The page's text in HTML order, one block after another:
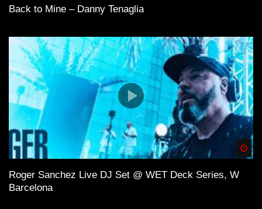
Back to Mine – Danny Tenaglia
Roger Sanchez Live DJ Set @ WET Deck Series, W
Barcelona